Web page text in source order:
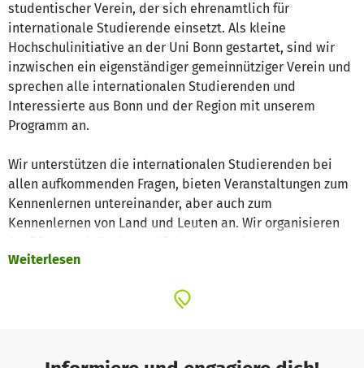
studentischer Verein, der sich ehrenamtlich für
internationale Studierende einsetzt. Als kleine
Hochschulinitiative an der Uni Bonn gestartet, sind wir
inzwischen ein eigenständiger gemeinnütziger Verein und
sprechen alle internationalen Studierenden und
Interessierte aus Bonn und der Region mit unserem
Programm an.
Wir unterstützen die internationalen Studierenden bei
allen aufkommenden Fragen, bieten Veranstaltungen zum
Kennenlernen untereinander, aber auch zum
Kennenlernen von Land und Leuten an. Wir organisieren
Stadtführungen sowie andere kulinarische, kulturelle und
sorgen wir dafür, dass der Auslandsaufenthalt für die
Weiterlesen